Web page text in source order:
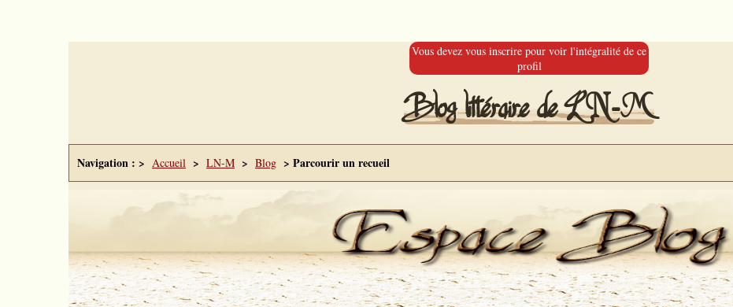
Vous devez vous inscrire pour voir l'intégralité de ce
profil
Blog littéraire de LN-M
Navigation : > Accueil > LN-M > Blog > Parcourir un recueil